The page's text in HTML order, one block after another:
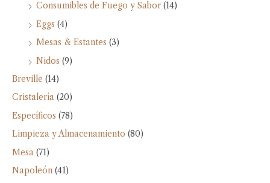
Consumibles de Fuego y Sabor (14)
Eggs (4)
Mesas & Estantes (3)
Nidos (9)
Breville (14)
Cristalería (20)
Específicos (78)
Limpieza y Almacenamiento (80)
Mesa (71)
Napoleón (41)